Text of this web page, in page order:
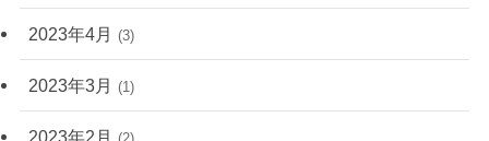
2023年4月 (3)
2023年3月 (1)
2023年2月